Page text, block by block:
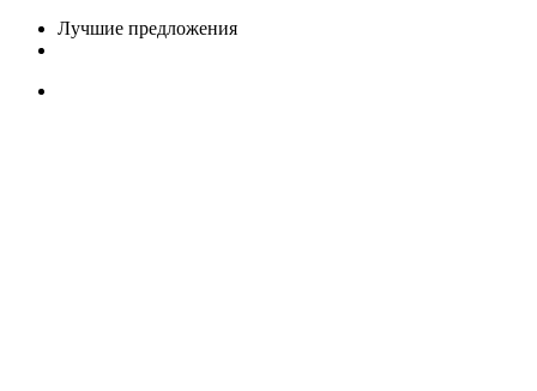
Лучшие предложения